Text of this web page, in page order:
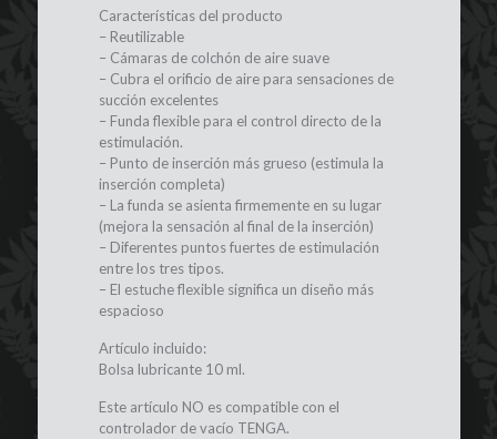
Características del producto
– Reutilizable
– Cámaras de colchón de aire suave
– Cubra el orificio de aire para sensaciones de
succión excelentes
– Funda flexible para el control directo de la
estimulación.
– Punto de inserción más grueso (estimula la
inserción completa)
– La funda se asienta firmemente en su lugar
(mejora la sensación al final de la inserción)
– Diferentes puntos fuertes de estimulación
entre los tres tipos.
– El estuche flexible significa un diseño más
espacioso
Artículo incluido:
Bolsa lubricante 10 ml.
Este artículo NO es compatible con el
controlador de vacío TENGA.